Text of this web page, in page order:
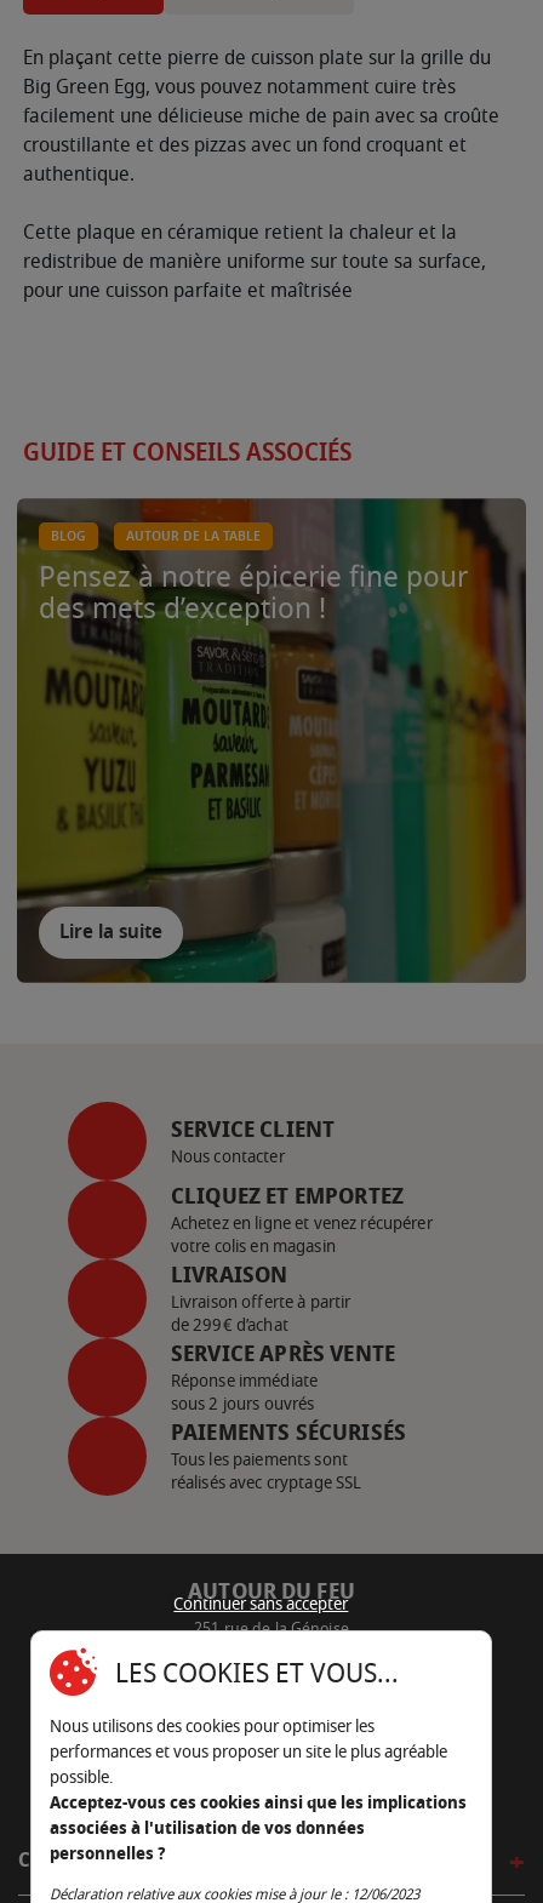
En plaçant cette pierre de cuisson plate sur la grille du
Big Green Egg, vous pouvez notamment cuire très
facilement une délicieuse miche de pain avec sa croûte
croustillante et des pizzas avec un fond croquant et
authentique.
Cette plaque en céramique retient la chaleur et la
redistribue de manière uniforme sur toute sa surface,
pour une cuisson parfaite et maîtrisée
GUIDE ET CONSEILS ASSOCIÉS
BLOG AUTOUR DE LA TABLE
Pensez à notre épicerie fine pour
des mets d’exception !
Lire la suite
SERVICE CLIENT
Nous contacter
CLIQUEZ ET EMPORTEZ
Achetez en ligne et venez récupérer
votre colis en magasin
LIVRAISON
Livraison offerte à partir
de 299€ d’achat
SERVICE APRÈS VENTE
Réponse immédiate
sous 2 jours ouvrés
PAIEMENTS SÉCURISÉS
Tous les paiements sont
réalisés avec cryptage SSL
AUTOUR DU FEU
251 rue de la Génoise
05 45 22 98 09
Nous envoyer un e-mail
CÔTÉ OUTDOOR
Continuer sans accepter
LES COOKIES ET VOUS...
Nous utilisons des cookies pour optimiser les
performances et vous proposer un site le plus agréable
possible.
Acceptez-vous ces cookies ainsi que les implications
associées à l'utilisation de vos données
personnelles ?
Déclaration relative aux cookies mise à jour le : 12/06/2023
Continuer sans accepter